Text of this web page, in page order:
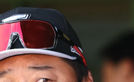
玩兩面手法 郭台銘、蔡英文成關鍵
玉蔻蔡玉真開撕爆料
委任 預算難關如何解？